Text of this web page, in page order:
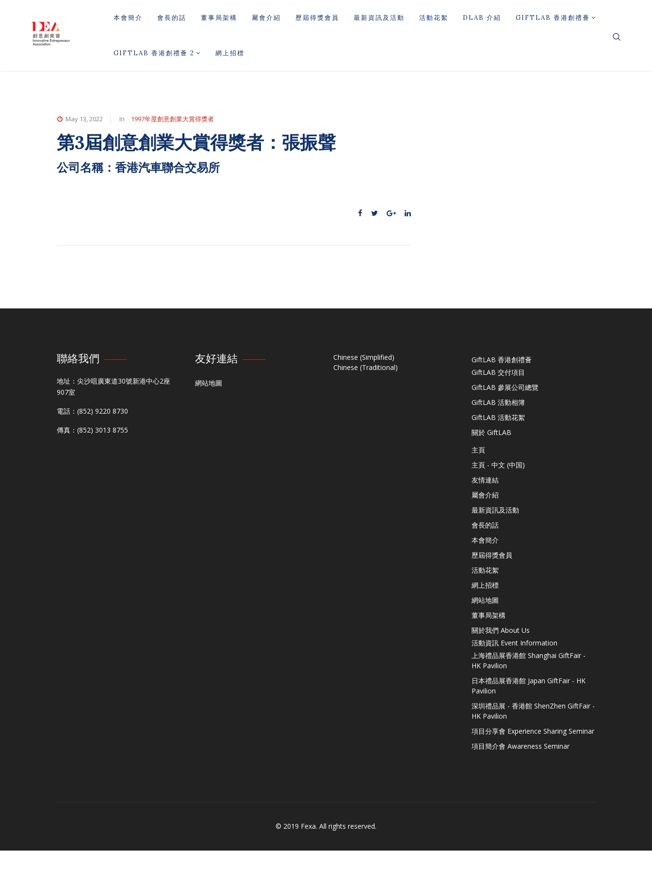
本會簡介 會長的話 董事局架構 屬會介紹 歷屆得獎會員 最新資訊及活動 活動花絮 DLAB 介紹 GIFTLAB 香港創禮薈
GIFTLAB 香港創禮薈 2 網上招標
May 13, 2022 In 1997年度創意創業大賞得獎者
第3屆創意創業大賞得獎者：張振聲
公司名稱：香港汽車聯合交易所
聯絡我們
地址：尖沙咀廣東道30號新港中心2座
907室
電話：(852) 9220 8730
傳真：(852) 3013 8755
友好連結
網站地圖
Chinese (Simplified)
Chinese (Traditional)
GiftLAB 香港創禮薈
GiftLAB 交付項目
GiftLAB 參展公司總覽
GiftLAB 活動相簿
GiftLAB 活動花絮
關於 GiftLAB
主頁
主頁 - 中文 (中国)
友情連結
屬會介紹
最新資訊及活動
會長的話
本會簡介
歷屆得獎會員
活動花絮
網上招標
網站地圖
董事局架構
關於我們 About Us
活動資訊 Event Information
上海禮品展香港館 Shanghai GiftFair -
HK Pavilion
日本禮品展香港館 Japan GiftFair - HK
Pavilion
深圳禮品展 - 香港館 ShenZhen GiftFair -
HK Pavilion
項目分享會 Experience Sharing Seminar
項目簡介會 Awareness Seminar
© 2019 Fexa. All rights reserved.